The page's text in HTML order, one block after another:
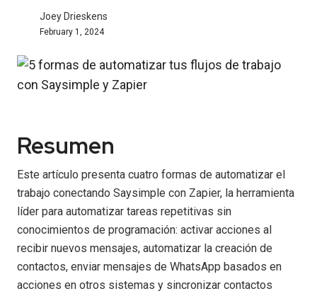
Joey Drieskens
February 1, 2024
Resumen
Este artículo presenta cuatro formas de automatizar el
trabajo conectando Saysimple con Zapier, la herramienta
líder para automatizar tareas repetitivas sin
conocimientos de programación: activar acciones al
recibir nuevos mensajes, automatizar la creación de
contactos, enviar mensajes de WhatsApp basados en
acciones en otros sistemas y sincronizar contactos